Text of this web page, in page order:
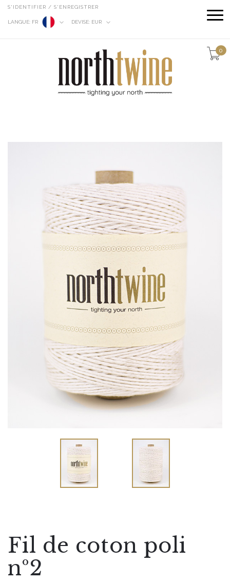
S'IDENTIFIER / S'ENREGISTRER
LANGUE: FR DEVISE: EUR
0
Fil de coton poli
nº2